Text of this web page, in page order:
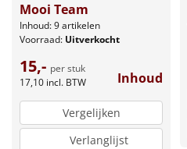
Mooi Team
Inhoud: 9 artikelen
Voorraad: Uitverkocht
15,- per stuk
17,10 incl. BTW Inhoud
Vergelijken
Verlanglijst